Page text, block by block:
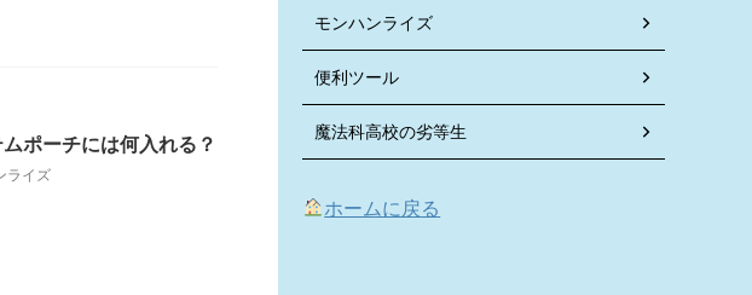
ポーチには何入れる？
ライズ
モンハンライズ
便利ツール
魔法科高校の劣等生
ホームに戻る